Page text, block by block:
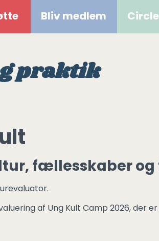
Bliv medlem Circle
praktik
fællesskaber
af Ung Kult Camp 2026, der